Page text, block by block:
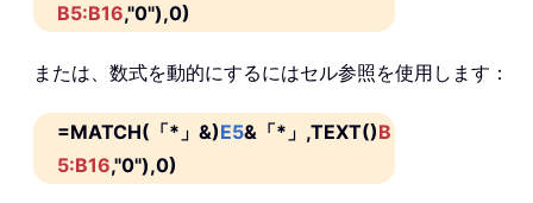
B5:B16,"0"),0)
または、数式を動的にするにはセル参照を使用します：
=MATCH(「*」&)E5&「*」,TEXT()B
5:B16,"0"),0)